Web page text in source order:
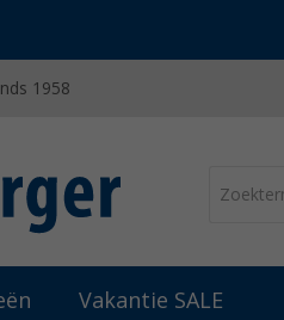
1958
Vakantie SALE